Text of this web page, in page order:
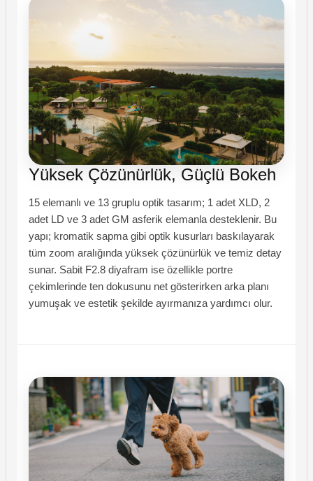
Yüksek Çözünürlük, Güçlü Bokeh
15 elemanlı ve 13 gruplu optik tasarım; 1 adet XLD, 2
adet LD ve 3 adet GM asferik elemanla desteklenir. Bu
yapı; kromatik sapma gibi optik kusurları baskılayarak
tüm zoom aralığında yüksek çözünürlük ve temiz detay
sunar. Sabit F2.8 diyafram ise özellikle portre
çekimlerinde ten dokusunu net gösterirken arka planı
yumuşak ve estetik şekilde ayırmanıza yardımcı olur.